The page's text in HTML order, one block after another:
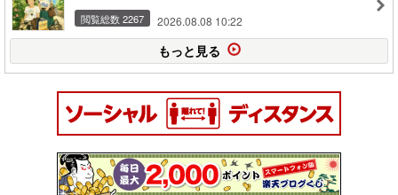
閲覧総数 2267 2026.08.08 10:22
もっと見る